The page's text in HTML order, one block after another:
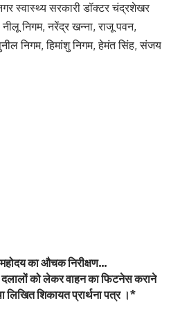
स्वास्थ्य सरकारी डॉक्टर चंद्रशेखर
नीलू निगम, नरेंद्र खन्ना, राजू पवन,
निगम, हिमांशु निगम, हेमंत सिंह, संजय
का औचक निरीक्षण…
को लेकर वाहन का फिटनेस कराने
शिकायत प्रार्थना पत्र ।*